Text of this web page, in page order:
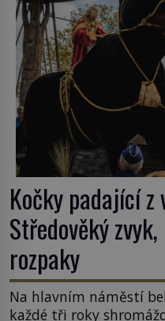
Kočky padající z
Středověký
rozpaky
Na hlavním náměstí
každé tři roky